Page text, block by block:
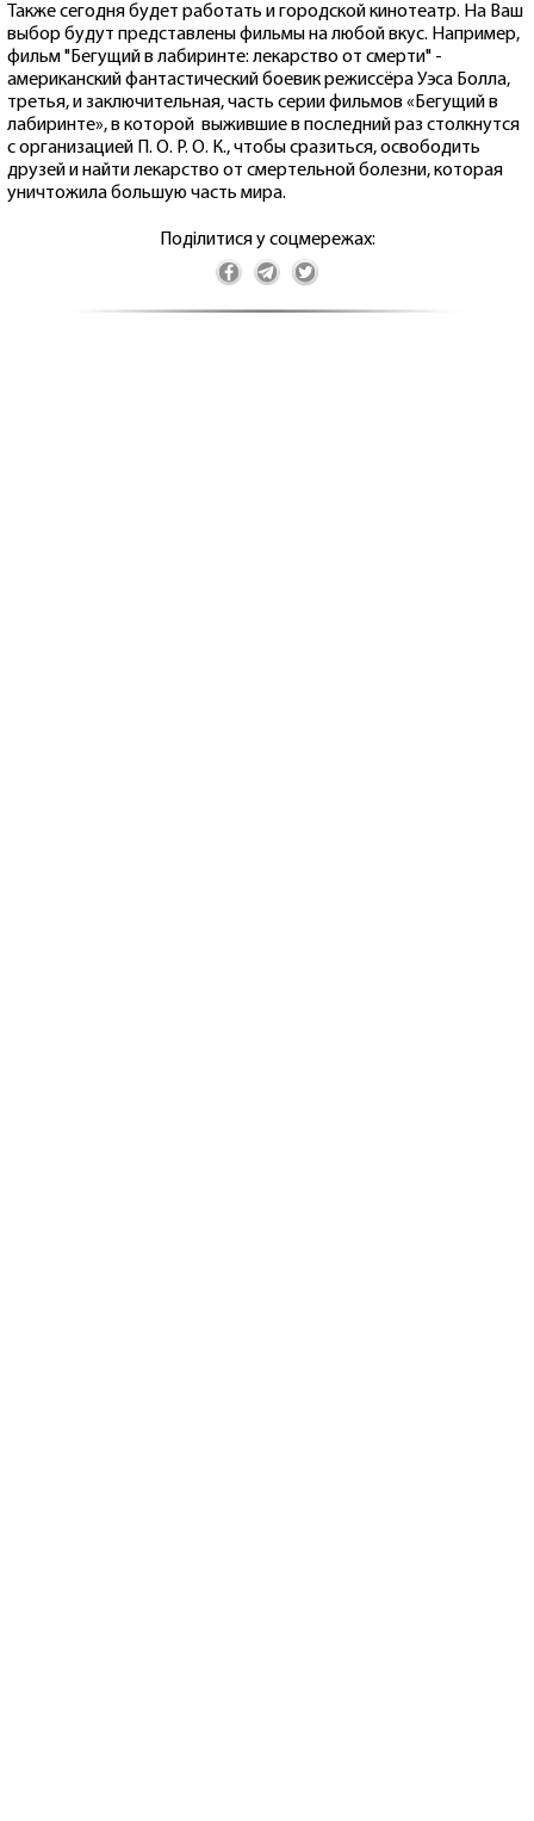
Также сегодня будет работать и городской кинотеатр. На Ваш
выбор будут представлены фильмы на любой вкус. Например,
фильм "Бегущий в лабиринте: лекарство от смерти" -
американский фантастический боевик режиссёра Уэса Болла,
третья, и заключительная, часть серии фильмов «Бегущий в
лабиринте», в которой выжившие в последний раз столкнутся
с организацией П. О. Р. О. К., чтобы сразиться, освободить
друзей и найти лекарство от смертельной болезни, которая
уничтожила большую часть мира.
Поділитися у соцмережах: